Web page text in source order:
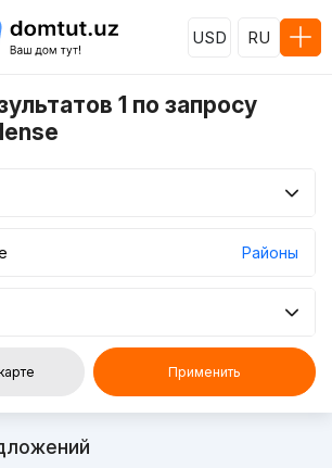
USD RU
1 по запросу
Районы
Применить